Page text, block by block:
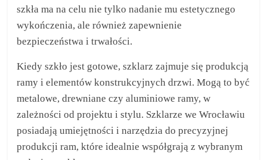
szkła ma na celu nie tylko nadanie mu estetycznego
wykończenia, ale również zapewnienie
bezpieczeństwa i trwałości.
Kiedy szkło jest gotowe, szklarz zajmuje się produkcją
ramy i elementów konstrukcyjnych drzwi. Mogą to być
metalowe, drewniane czy aluminiowe ramy, w
zależności od projektu i stylu. Szklarze we Wrocławiu
posiadają umiejętności i narzędzia do precyzyjnej
produkcji ram, które idealnie współgrają z wybranym